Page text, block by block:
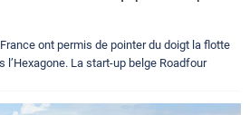
ont permis de pointer du doigt la flotte
l’Hexagone. La start-up belge Roadfour